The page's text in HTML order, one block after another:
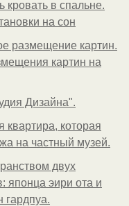
кровать в спальне.
на сон
размещение картин.
картин на
Дизайна".
квартира, которая
на частный музей.
двух
японца эири ота и
гардпуа.